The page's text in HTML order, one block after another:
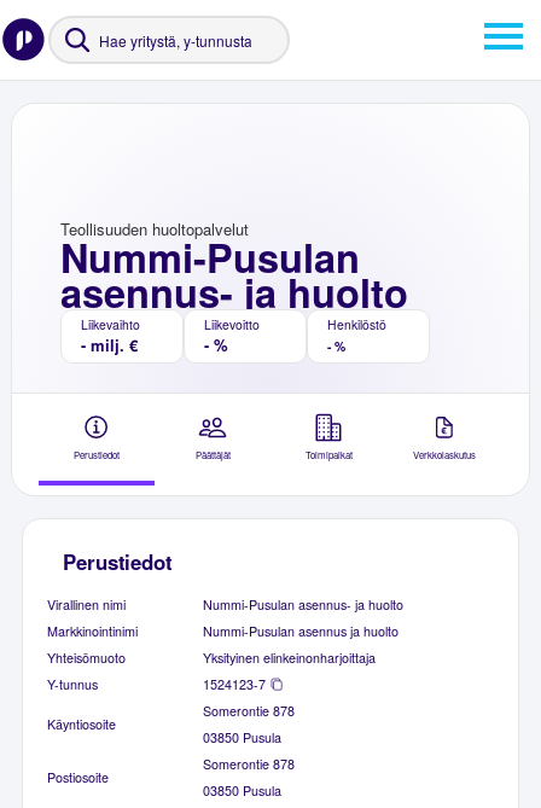
Nummi-Pusulan
asennus- ja huolto
Teollisuuden huoltopalvelut
Liikevaihto
- milj. €
Liikevoitto
- %
Henkilöstö
- %
Perustiedot Päättäjät Toimipaikat Verkkolaskutus
Perustiedot
Virallinen nimi
Nummi-Pusulan asennus- ja huolto
Markkinointinimi
Nummi-Pusulan asennus ja huolto
Yhteisömuoto
Yksityinen elinkeinonharjoittaja
Y-tunnus
1524123-7
Käyntiosoite
Somerontie 878
03850 Pusula
Postiosoite
Somerontie 878
03850 Pusula